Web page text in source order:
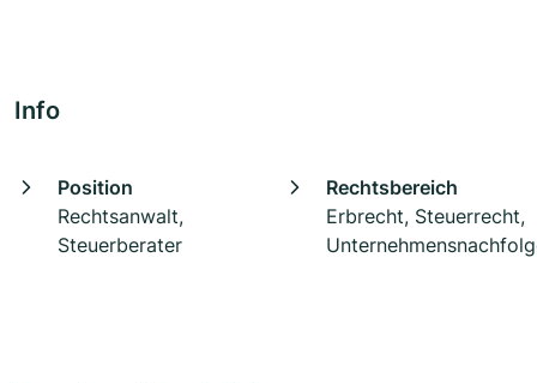
Info
Position
Rechtsanwalt,
Steuerberater
Rechtsbereich
Erbrecht, Steuerrecht,